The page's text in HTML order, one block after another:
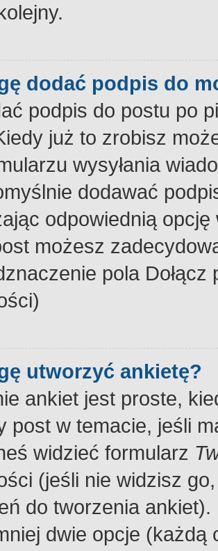
dodać podpis do
podpis do postu po
już to zrobisz
wysyłania
dodawać
odpowiednią
możesz
pola
utworzyć ankietę?
ankiet jest proste,
post w temacie, jeśli
widzieć formularz
(jeśli nie widzisz
do tworzenia
dwie opcje